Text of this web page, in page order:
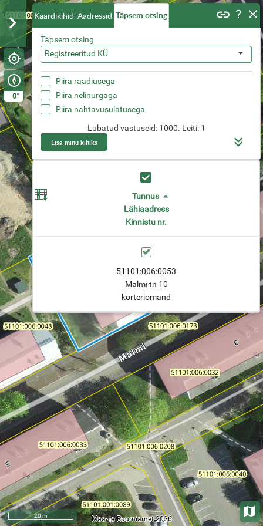
0°
Kaardikihid Aadressid Täpsem otsing
Täpsem otsing
Registreeritud KÜ
Piira raadiusega
Piira nelinurgaga
Piira nähtavusulatusega
Lubatud vastuseid: 1000. Leiti: 1
Lisa minu kihiks
Tunnus
Lähiaadress
Kinnistu nr.
51101:006:0053
Malmi tn 10
korteriomand
20 m Maa- ja Ruumiamet 2026